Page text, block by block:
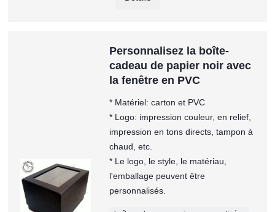
Personnalisez la boîte-
cadeau de papier noir avec
la fenêtre en PVC
* Matériel: carton et PVC
* Logo: impression couleur, en relief,
impression en tons directs, tampon à
chaud, etc.
* Le logo, le style, le matériau,
l'emballage peuvent être
personnalisés.